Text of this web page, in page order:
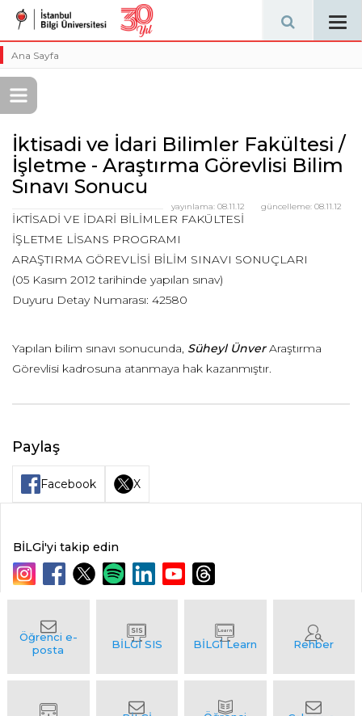
Ana Sayfa
İktisadi ve İdari Bilimler Fakültesi /
İşletme - Araştırma Görevlisi Bilim
Sınavı Sonucu
güncelleme: 08.11.12
yayınlama: 08.11.12
İKTİSADİ VE İDARİ BİLİMLER FAKÜLTESİ
İŞLETME LİSANS PROGRAMI
ARAŞTIRMA GÖREVLİSİ BİLİM SINAVI SONUÇLARI
(05 Kasım 2012 tarihinde yapılan sınav)
Duyuru Detay Numarası: 42580
Yapılan bilim sınavı sonucunda, Süheyl Ünver Araştırma
Görevlisi kadrosuna atanmaya hak kazanmıştır.
Paylaş
Facebook X
BİLGİ'yi takip edin